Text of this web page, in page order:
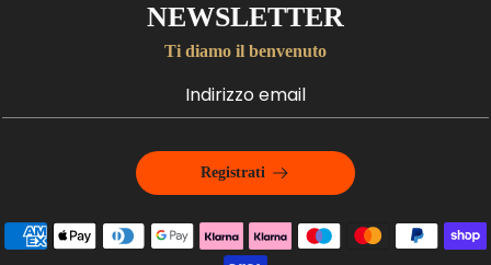
NEWSLETTER
Ti diamo il benvenuto
Registrati